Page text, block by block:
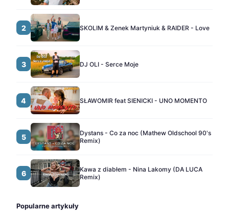
2 SKOLIM & Zenek Martyniuk & RAIDER - Love
3 DJ OLI - Serce Moje
4 SŁAWOMIR feat SIENICKI - UNO MOMENTO
5
Dystans - Co za noc (Mathew Oldschool 90's
Remix)
6
Kawa z diabłem - Nina Lakomy (DA LUCA
Remix)
Popularne artykuły